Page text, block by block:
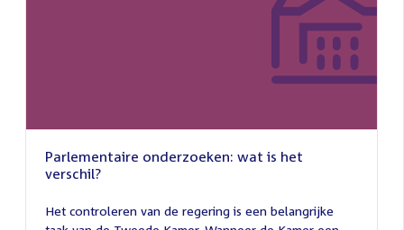
Parlementaire onderzoeken: wat is het
verschil?
juli
Het controleren van de regering is een belangrijke